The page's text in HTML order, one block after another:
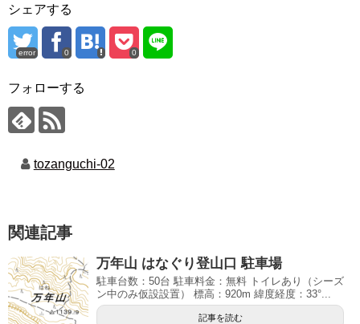
シェアする
error 0 0
フォローする
tozanguchi-02
関連記事
万年山 はなぐり登山口 駐車場
駐車台数：50台 駐車料金：無料 トイレあり（シーズ
ン中のみ仮設設置） 標高：920m 緯度経度：33°...
記事を読む